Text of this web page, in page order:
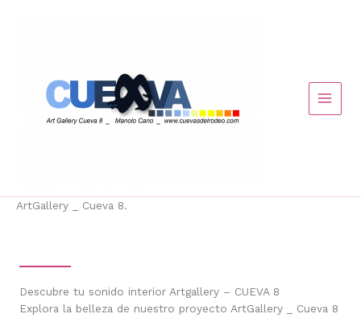
Main
ArtGallery _ Cueva 8.
Descubre tu sonido interior Artgallery – CUEVA 8
Explora la belleza de nuestro proyecto ArtGallery _ Cueva 8